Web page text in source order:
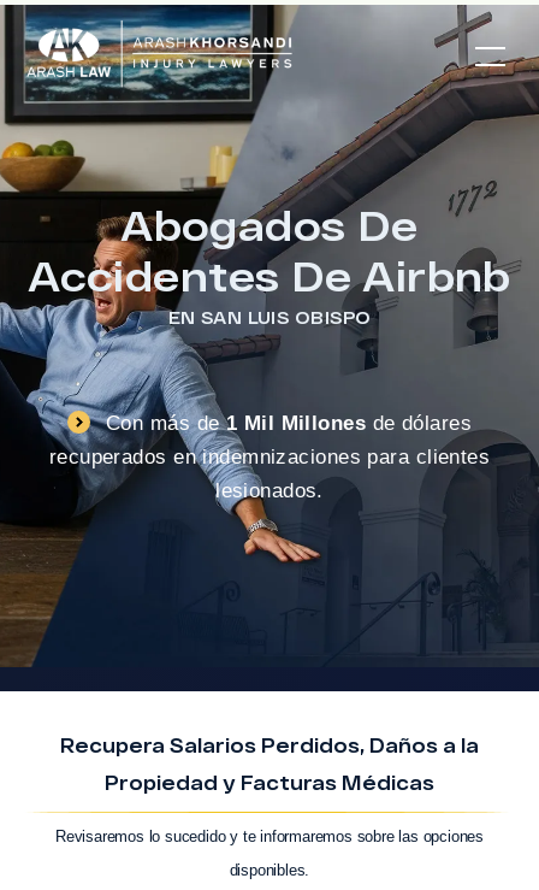
Abogados De
Accidentes De Airbnb
EN SAN LUIS OBISPO
Con más de1 Mil Millones de dólares
recuperados en indemnizaciones para clientes
lesionados.
Recupera Salarios Perdidos, Daños a la
Propiedad y Facturas Médicas
Revisaremos lo sucedido y te informaremos sobre las opciones
disponibles.